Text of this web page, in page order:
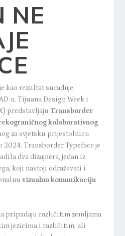
NE
kao rezultat suradnje
a. Tijuana Design Week i
predstavljaju Transborder
kolaborativnog
za svjetsku prijestolnicu
2024. Transborder Typeface je
dva dizajnera, jedan iz
koji nastoji odražavati i
vizualnu komunikaciju
pripadaju različitim zemljama
jezicima i različitim, ali